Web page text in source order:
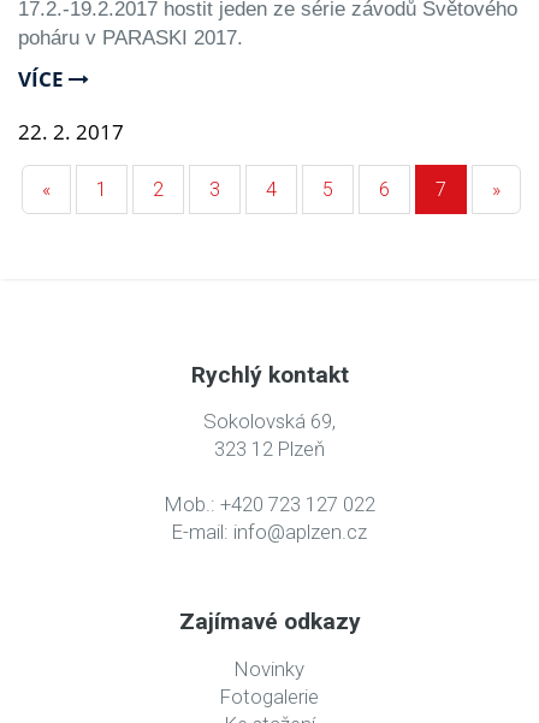
17.2.-19.2.2017 hostit jeden ze série závodů Světového
poháru v PARASKI 2017.
VÍCE
22. 2. 2017
« 1 2 3 4 5 6 7 »
Rychlý kontakt
Sokolovská 69,
323 12 Plzeň
Mob.: +420 723 127 022
E-mail: info@aplzen.cz
Zajímavé odkazy
Novinky
Fotogalerie